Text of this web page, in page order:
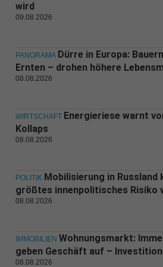
wird
09.08.2026
PANORAMA Dürre in Europa:
Ernten – drohen höhere
08.08.2026
WIRTSCHAFT Energieriese warnt
Kollaps
08.08.2026
POLITIK Mobilisierung in Russland
größtes innenpolitisches Risiko
08.08.2026
IMMOBILIEN Wohnungsmarkt:
geben Geschäft auf –
08.08.2026